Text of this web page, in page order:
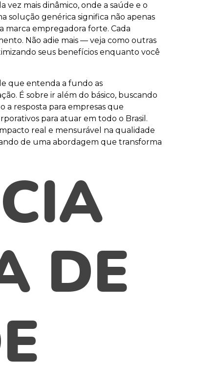
mais dinâmico, onde a saúde e o
solução genérica significa não apenas
empregadora forte. Cada
Não adie mais — veja como outras
seus benefícios enquanto você
que entenda a fundo as
É sobre ir além do básico, buscando
a resposta para empresas que
para atuar em todo o Brasil.
real e mensurável na qualidade
de uma abordagem que transforma
DE